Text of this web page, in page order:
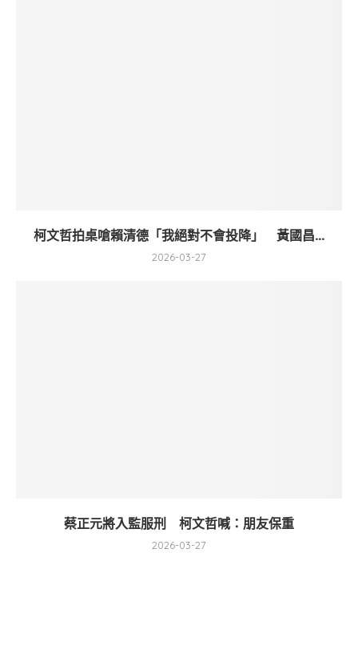
柯文哲拍桌嗆賴清德「我絕對不會投降」 黃國昌...
2026-03-27
蔡正元將入監服刑 柯文哲喊：朋友保重
2026-03-27